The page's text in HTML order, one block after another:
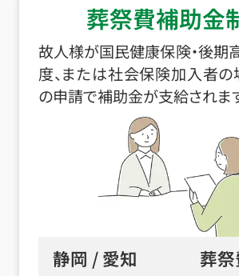
葬祭費補助金
故人様が国民健康保険・後期
度、または社会保険加入者の
の申請で補助金が支給されま
静岡 / 愛知 葬